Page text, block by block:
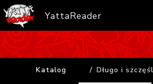
YattaReader
Pobierz
Katalog Długo i